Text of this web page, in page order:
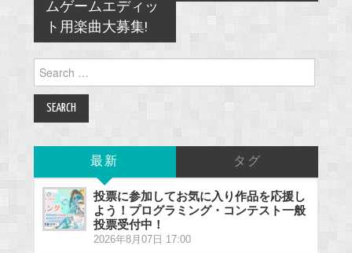
ムゲームエディッ
ト用楽曲大募集!
Search
for:
最新 タグ
投票に参加してお気に入り作品を応援し
よう！プログラミング・コンテスト一般
投票受付中！
2026年8月07日 17:00